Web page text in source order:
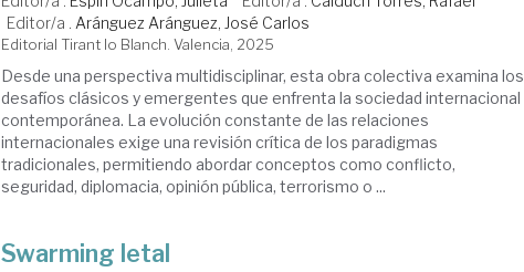
Editor/a . Aránguez Aránguez, José Carlos
Editorial Tirant lo Blanch. Valencia, 2025
Desde una perspectiva multidisciplinar, esta obra colectiva examina los
desafíos clásicos y emergentes que enfrenta la sociedad internacional
contemporánea. La evolución constante de las relaciones
internacionales exige una revisión crítica de los paradigmas
tradicionales, permitiendo abordar conceptos como conflicto,
seguridad, diplomacia, opinión pública, terrorismo o ...
Swarming letal